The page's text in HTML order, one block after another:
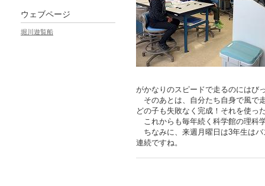
がかなりのスピードで走るのにはび
そのあとは、自分たち自身で風で
どの子も失敗なく完成！それを使っ
これからも毎年続く科学館の理科
ちなみに、来週月曜日は3年生は
連続ですね。
ウェブページ
堀川遊覧船